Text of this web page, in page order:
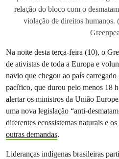
relação do bloco com o
violação de direitos
Na noite desta terça-feira (10), o
de ativistas de toda a Europa e
navio que chegou ao país
pacífico, que durou pelo menos 18
alertar os ministros da União
uma nova legislação “anti-
diferentes ecossistemas naturais e
outras demandas.
Lideranças indígenas brasileiras